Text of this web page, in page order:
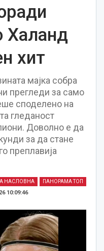
Халанд
хит
мајка собра
прегледи за само
споделено на
гледаност
Доволно е да
за да стане
преплавија
НАСЛОВНА ПАНОРАМА ТОП
10:09:46